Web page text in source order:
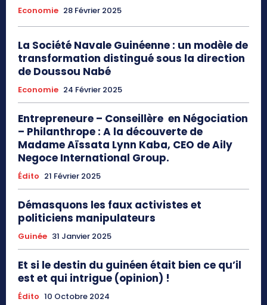
Economie 28 Février 2025
La Société Navale Guinéenne : un modèle de
transformation distingué sous la direction
de Doussou Nabé
Economie 24 Février 2025
Entrepreneure – Conseillère en Négociation
– Philanthrope : A la découverte de
Madame Aïssata Lynn Kaba, CEO de Aily
Negoce International Group.
Édito 21 Février 2025
Démasquons les faux activistes et
politiciens manipulateurs
Guinée 31 Janvier 2025
Et si le destin du guinéen était bien ce qu’il
est et qui intrigue (opinion) !
Édito 10 Octobre 2024